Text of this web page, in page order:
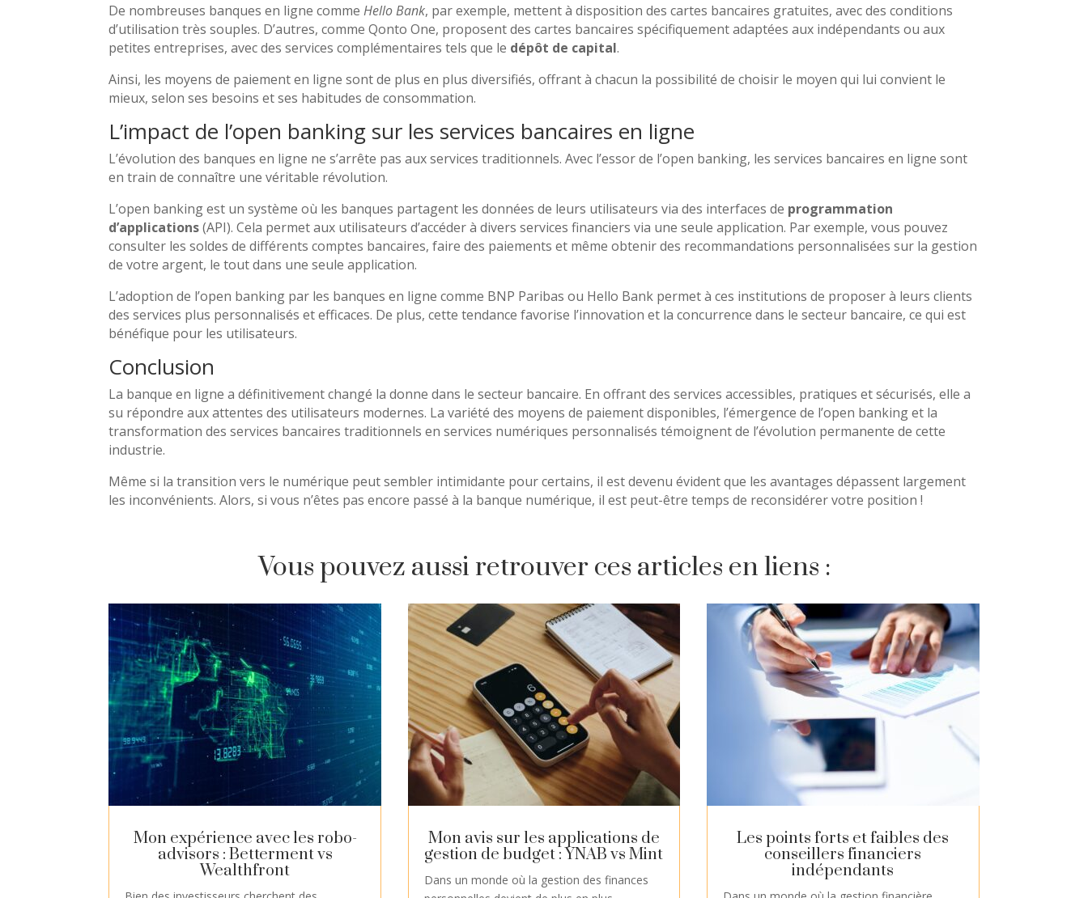
De nombreuses banques en ligne commeHello Bank, par exemple, mettent à disposition des cartes bancaires gratuites, avec des conditions
d’utilisation très souples. D’autres, comme Qonto One, proposent des cartes bancaires spécifiquement adaptées aux indépendants ou aux
petites entreprises, avec des services complémentaires tels que le dépôt de capital.
Ainsi, les moyens de paiement en ligne sont de plus en plus diversifiés, offrant à chacun la possibilité de choisir le moyen qui lui convient le
mieux, selon ses besoins et ses habitudes de consommation.
L’impact de l’open banking sur les services bancaires en ligne
L’évolution des banques en ligne ne s’arrête pas aux services traditionnels. Avec l’essor de l’open banking, les services bancaires en ligne sont
en train de connaître une véritable révolution.
L’open banking est un système où les banques partagent les données de leurs utilisateurs via des interfaces de programmation
d’applications(API). Cela permet aux utilisateurs d’accéder à divers services financiers via une seule application. Par exemple, vous pouvez
consulter les soldes de différents comptes bancaires, faire des paiements et même obtenir des recommandations personnalisées sur la gestion
de votre argent, le tout dans une seule application.
L’adoption de l’open banking par les banques en ligne comme BNP Paribas ou Hello Bank permet à ces institutions de proposer à leurs clients
des services plus personnalisés et efficaces. De plus, cette tendance favorise l’innovation et la concurrence dans le secteur bancaire, ce qui est
bénéfique pour les utilisateurs.
Conclusion
La banque en ligne a définitivement changé la donne dans le secteur bancaire. En offrant des services accessibles, pratiques et sécurisés, elle a
su répondre aux attentes des utilisateurs modernes. La variété des moyens de paiement disponibles, l’émergence de l’open banking et la
transformation des services bancaires traditionnels en services numériques personnalisés témoignent de l’évolution permanente de cette
industrie.
Même si la transition vers le numérique peut sembler intimidante pour certains, il est devenu évident que les avantages dépassent largement
les inconvénients. Alors, si vous n’êtes pas encore passé à la banque numérique, il est peut-être temps de reconsidérer votre position !
Vous pouvez aussi retrouver ces articles en liens :
Mon expérience avec les robo-
advisors : Betterment vs
Wealthfront
Mon avis sur les applications de
gestion de budget : YNAB vs Mint
Dans un monde où la gestion des finances
Les points forts et faibles des
conseillers financiers
indépendants